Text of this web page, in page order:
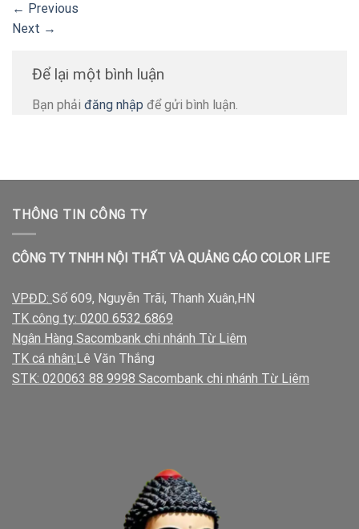
← Previous
Next →
Để lại một bình luận
Bạn phải đăng nhập để gửi bình luận.
THÔNG TIN CÔNG TY
CÔNG TY TNHH NỘI THẤT VÀ QUẢNG CÁO COLOR LIFE
VPĐD: Số 609, Nguyễn Trãi, Thanh Xuân,HN
TK công ty: 0200 6532 6869
Ngân Hàng Sacombank chi nhánh Từ Liêm
TK cá nhân:Lê Văn Thắng
STK: 020063 88 9998 Sacombank chi nhánh Từ Liêm